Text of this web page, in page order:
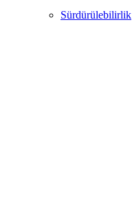
Sürdürülebilirlik